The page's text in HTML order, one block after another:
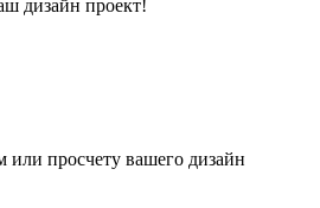
дизайн проект!
или просчету вашего дизайн